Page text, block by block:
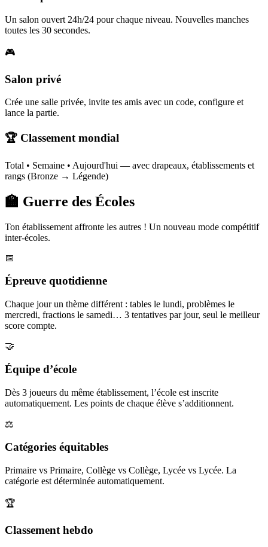
Un salon ouvert 24h/24 pour chaque niveau. Nouvelles manches
toutes les 30 secondes.
🎮
Salon privé
Crée une salle privée, invite tes amis avec un code, configure et
lance la partie.
🏆 Classement mondial
Total • Semaine • Aujourd'hui — avec drapeaux, établissements et
rangs (Bronze → Légende)
🏫 Guerre des Écoles
Ton établissement affronte les autres ! Un nouveau mode compétitif
inter-écoles.
📅
Épreuve quotidienne
Chaque jour un thème différent : tables le lundi, problèmes le
mercredi, fractions le samedi… 3 tentatives par jour, seul le meilleur
score compte.
🤝
Équipe d’école
Dès 3 joueurs du même établissement, l’école est inscrite
automatiquement. Les points de chaque élève s’additionnent.
⚖️
Catégories équitables
Primaire vs Primaire, Collège vs Collège, Lycée vs Lycée. La
catégorie est déterminée automatiquement.
🏆
Classement hebdo